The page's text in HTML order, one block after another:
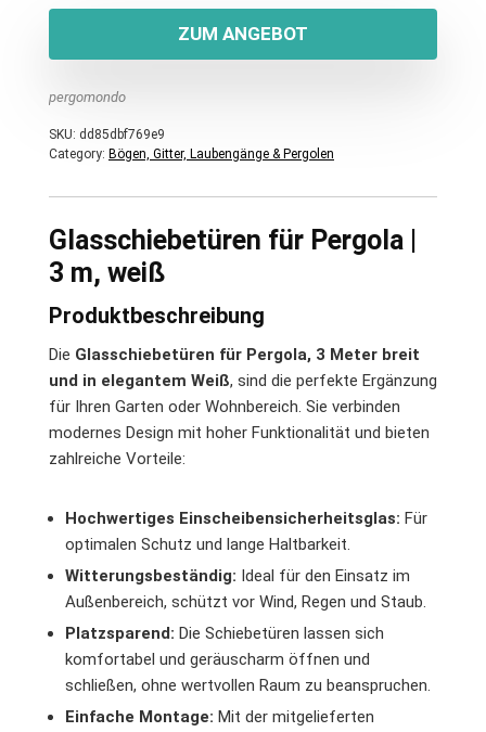
ZUM ANGEBOT
pergomondo
SKU: dd85dbf769e9
Category: Bögen, Gitter, Laubengänge & Pergolen
Glasschiebetüren für Pergola |
3 m, weiß
Produktbeschreibung
Die Glasschiebetüren für Pergola, 3 Meter breit
und in elegantem Weiß, sind die perfekte Ergänzung
für Ihren Garten oder Wohnbereich. Sie verbinden
modernes Design mit hoher Funktionalität und bieten
zahlreiche Vorteile:
Hochwertiges Einscheibensicherheitsglas: Für
optimalen Schutz und lange Haltbarkeit.
Witterungsbeständig: Ideal für den Einsatz im
Außenbereich, schützt vor Wind, Regen und Staub.
Platzsparend: Die Schiebetüren lassen sich
komfortabel und geräuscharm öffnen und
schließen, ohne wertvollen Raum zu beanspruchen.
Einfache Montage: Mit der mitgelieferten